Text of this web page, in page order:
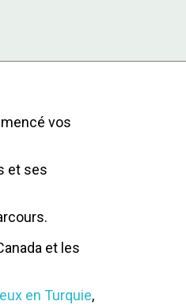
vos
et ses
et les
en Turquie,